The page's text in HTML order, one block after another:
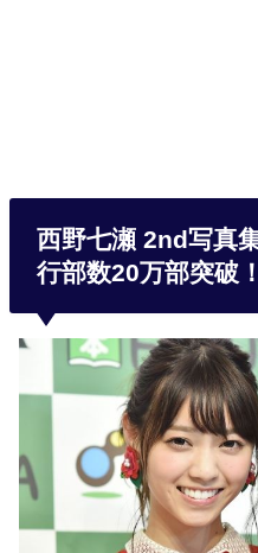
西野七瀬 2nd写真
行部数20万部突破！